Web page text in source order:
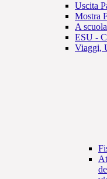
Uscita
Mostra
A
ESU -
Viaggi,